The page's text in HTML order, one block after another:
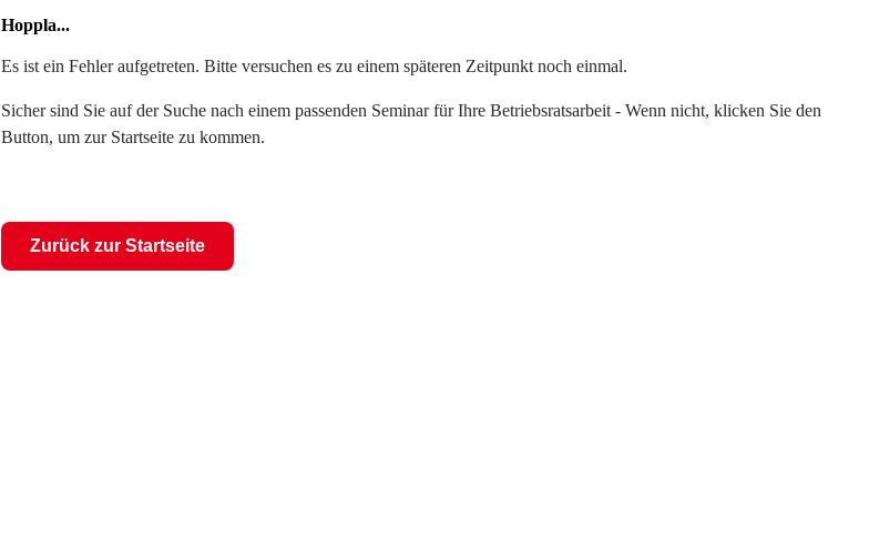
Hoppla...
Es ist ein Fehler aufgetreten. Bitte versuchen es zu einem späteren Zeitpunkt noch einmal.
Sicher sind Sie auf der Suche nach einem passenden Seminar für Ihre Betriebsratsarbeit - Wenn nicht, klicken Sie den
Button, um zur Startseite zu kommen.
Zurück zur Startseite